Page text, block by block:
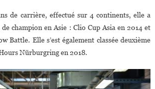
Automobile
Sans
Limites
de carrière, effectué sur 4 continents, elle a
champion en Asie : Clio Cup Asia en 2014 et
Battle. Elle s’est également classée deuxième
Nürburgring en 2018.